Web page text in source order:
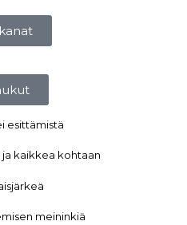
esittämistä
kaikkea kohtaan
meininkiä